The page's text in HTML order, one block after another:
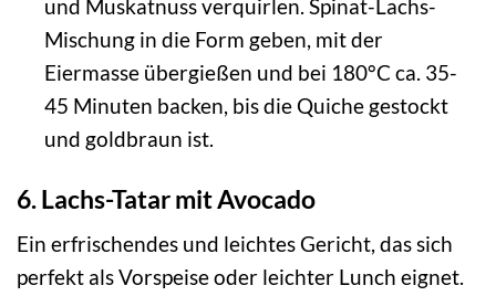
und Muskatnuss verquirlen. Spinat-Lachs-
Mischung in die Form geben, mit der
Eiermasse übergießen und bei 180°C ca. 35-
45 Minuten backen, bis die Quiche gestockt
und goldbraun ist.
6. Lachs-Tatar mit Avocado
Ein erfrischendes und leichtes Gericht, das sich
perfekt als Vorspeise oder leichter Lunch eignet.